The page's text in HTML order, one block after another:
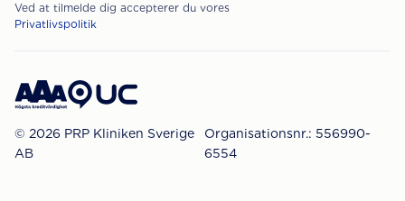
Ved at tilmelde dig accepterer du vores
Privatlivspolitik
© 2026 PRP Kliniken Sverige
AB
Organisationsnr.: 556990-
6554